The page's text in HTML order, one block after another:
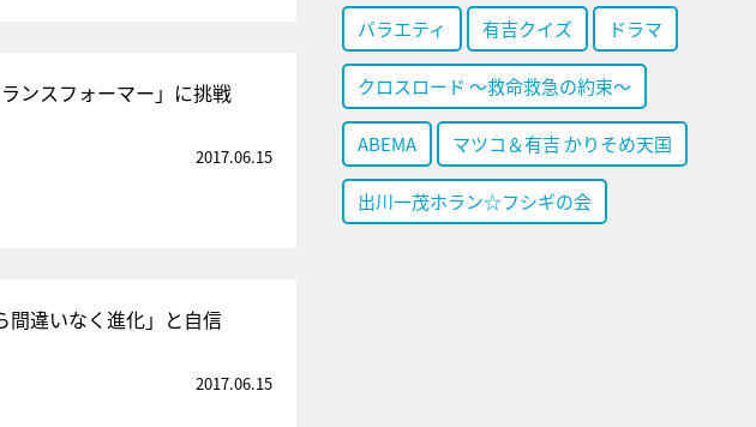
ンスフォーマー」に挑戦
2017.06.15
間違いなく進化」と自信
2017.06.15
バラエティ 有吉クイズ ドラマ
クロスロード ～救命救急の約束～
ABEMA マツコ＆有吉 かりそめ天国
出川一茂ホラン☆フシギの会